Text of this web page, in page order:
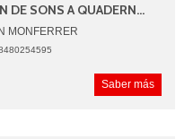
DE SONS A QUADERN...
MONFERRER
PICAZO
Saber más